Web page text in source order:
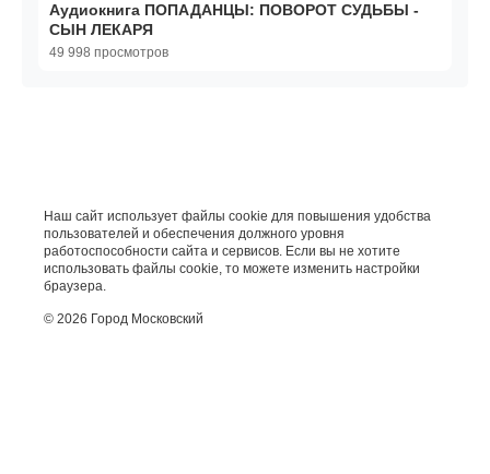
Аудиокнига ПОПАДАНЦЫ: ПОВОРОТ СУДЬБЫ -
СЫН ЛЕКАРЯ
49 998 просмотров
Наш сайт использует файлы cookie для повышения удобства
пользователей и обеспечения должного уровня
работоспособности сайта и сервисов. Если вы не хотите
использовать файлы cookie, то можете изменить настройки
браузера.
© 2026 Город Московский